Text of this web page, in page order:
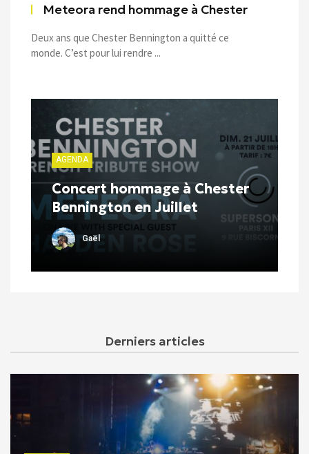
Meteora rend hommage à Chester
Deux ans que Chester Bennington a quitté ce
monde. C’est pour lui rendre ...
AGENDA
Concert hommage à Chester
Bennington en Juillet
Gaël
Derniers articles